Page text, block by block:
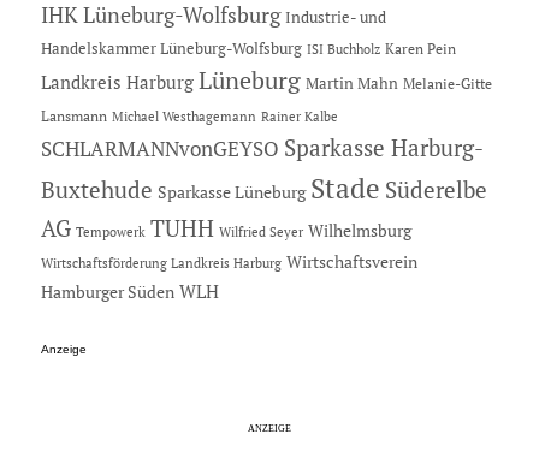
IHK Lüneburg-Wolfsburg Industrie- und
Handelskammer Lüneburg-Wolfsburg ISI Buchholz Karen Pein
Landkreis Harburg Lüneburg Martin Mahn Melanie-Gitte
Lansmann Michael Westhagemann Rainer Kalbe
SCHLARMANNvonGEYSO Sparkasse Harburg-
Buxtehude Sparkasse Lüneburg Stade Süderelbe
AG Tempowerk TUHH Wilfried Seyer Wilhelmsburg
Wirtschaftsförderung Landkreis Harburg Wirtschaftsverein
Hamburger Süden WLH
Anzeige